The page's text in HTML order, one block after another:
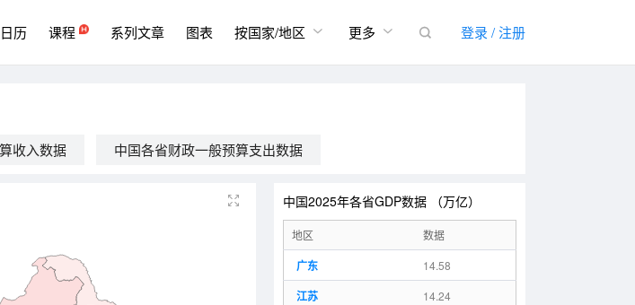
日历 课程 系列文章 图表 按国家/地区  更多   登录 / 注册
收入数据 中国各省财政一般预算支出数据
 中国2025年各省GDP数据 （万亿）
地区 数据
广东 14.58
江苏 14.24